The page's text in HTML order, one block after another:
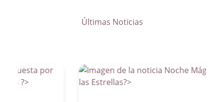
Últimas Noticias